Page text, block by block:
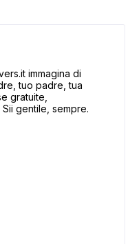
immagina di
tuo padre, tua
gratuite,
gentile, sempre.